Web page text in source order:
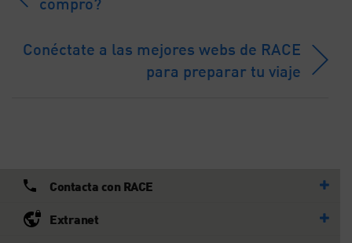
Conéctate a las mejores webs de RACE
para preparar tu viaje
Contacta con RACE
Extranet